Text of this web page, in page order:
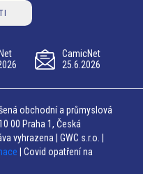
CamicNet
25.6.2026
obchodní a průmyslová
00 Praha 1, Česká
vyhrazena | GWC s.r.o. |
| Covid opatření na